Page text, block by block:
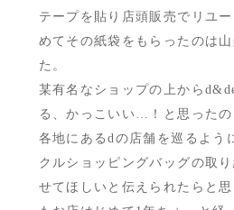
テープを貼り店頭販売でリユ
めてその紙袋をもらったのは
た。
某有名なショップの上から
る、かっこいい…！と思ったの
各地にあるdの店舗を巡るよう
クルショッピングバッグの取
せてほしいと伝えられたらと